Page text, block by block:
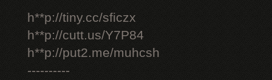
h**p://tiny.cc/sficzx
h**p://cutt.us/Y7P84
h**p://put2.me/muhcsh
----------